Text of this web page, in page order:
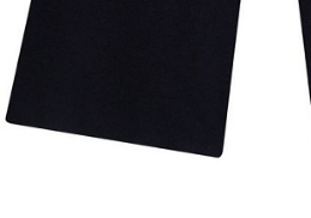
Получайте товар
выбранный способом
Оставшиеся 75